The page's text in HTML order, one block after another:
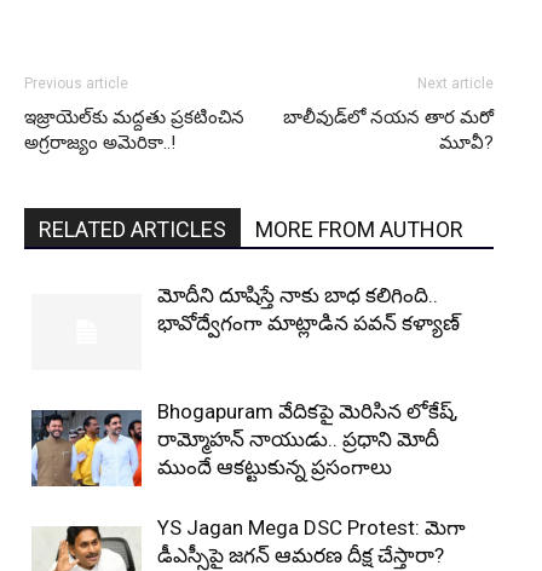
Previous article
ఇజ్రాయెల్‌కు మద్దతు ప్రకటించిన
అగ్రరాజ్యం అమెరికా..!
Next article
బాలీవుడ్‌లో నయన తార మరో
మూవీ?
RELATED ARTICLES MORE FROM AUTHOR
మోదీని దూషిస్తే నాకు బాధ కలిగింది..
భావోద్వేగంగా మాట్లాడిన పవన్ కళ్యాణ్
Bhogapuram వేదికపై మెరిసిన లోకేష్,
రామ్మోహన్ నాయుడు.. ప్రధాని మోదీ
ముందే ఆకట్టుకున్న ప్రసంగాలు
YS Jagan Mega DSC Protest: మెగా
డీఎస్సీపై జగన్ ఆమరణ దీక్ష చేస్తారా?